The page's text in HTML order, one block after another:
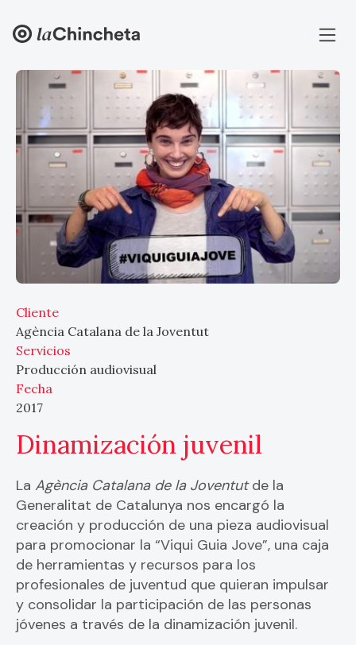
Cliente
Agència Catalana de la Joventut
Servicios
Producción audiovisual
Fecha
2017
Dinamización juvenil
La Agència Catalana de la Joventutde la
Generalitat de Catalunya nos encargó la
creación y producción de una pieza audiovisual
para promocionar la “Viqui Guia Jove”, una caja
de herramientas y recursos para los
profesionales de juventud que quieran impulsar
y consolidar la participación de las personas
jóvenes a través de la dinamización juvenil.